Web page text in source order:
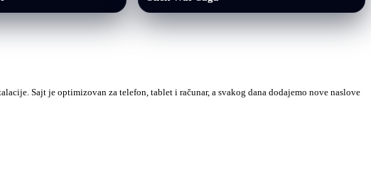
Sajt je optimizovan za telefon, tablet i računar, a svakog dana dodajemo nove naslove